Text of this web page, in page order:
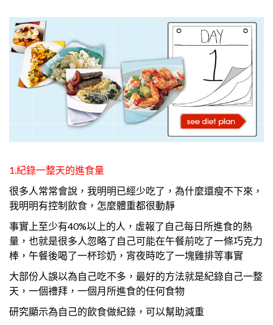
1.紀錄一整天的進食量
很多人常常會說，我明明已經少吃了，為什麼還瘦不下來，
我明明有控制飲食，怎麼體重都很動靜
事實上至少有40%以上的人，虛報了自己每日所進食的熱
量，也就是很多人忽略了自己可能在午餐前吃了一條巧克力
棒，午餐後喝了一杯珍奶，宵夜時吃了一塊雞排等事實
大部份人誤以為自己吃不多，最好的方法就是紀錄自己一整
天，一個禮拜，一個月所進食的任何食物
研究顯示為自己的飲食做紀錄，可以幫助減重